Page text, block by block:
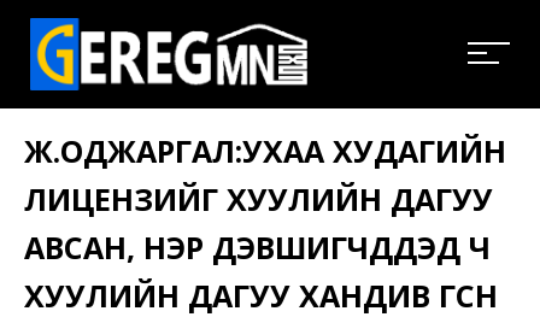
Ж.ОДЖАРГАЛ:УХАА ХУДАГИЙН
ЛИЦЕНЗИЙГ ХУУЛИЙН ДАГУУ
АВСАН, НЭР ДЭВШИГЧДДЭД Ч
ХУУЛИЙН ДАГУУ ХАНДИВ ӨГСӨН